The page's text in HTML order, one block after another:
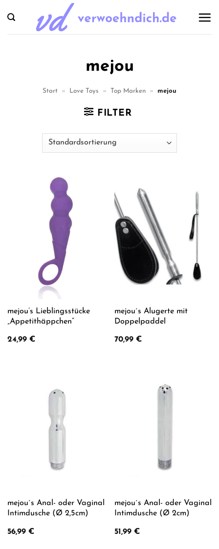
Inhalt
springen
mejou
Start » Love Toys » Top Marken » mejou
FILTER
mejou’s Lieblingsstücke
„Appetithäppchen“
24,99 €
mejou´s Alugerte mit
Doppelpaddel
70,99 €
mejou´s Anal- oder Vaginal
Intimdusche (Ø 2,5cm)
56,99 €
mejou´s Anal- oder Vaginal
Intimdusche (Ø 2cm)
51,99 €